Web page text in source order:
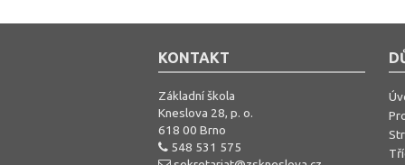
KONTAKT
Základní škola
Kneslova 28, p. o.
618 00 Brno
548 531 575